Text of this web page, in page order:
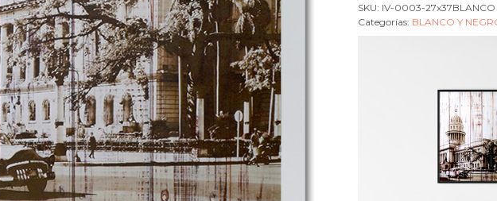
cantidad
SKU: IV-0003-27x37BLANCO
Categorías: BLANCO Y